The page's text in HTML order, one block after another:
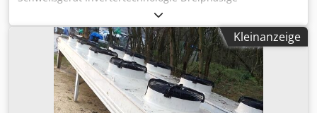
Bedienpult mit Vorlagenhalter -Schaltereinheit am
Sägeaggregat: Starttaster, Stopptaster -Werkzeugschrank -
Beleuchtung Skala für vertikale Sägeschnitte Partnership
Editon Ausstattung: - Digitalanzeige für den Klappanschlag
- Digitalanzeige für das Sägeaggregat mit
Inkrementalfunktion - pneumatisch schwenkbares
Sägeaggregat - Vorritzsystem mit gesteuerter
Gegenluftdüse, numerischer Anzeige für Ritz- bzw.
Spannungsversorgung, Schweißmaschine - Master
Software TERRA PME inklusive Technische Daten
Stromversorgung Spannung (50/60 Hz) : 3x400 ±15%
Maximale Eingangsleistung : 22.9 kVA Maximaler
Eingangsstrom : 31.1 A Leistungsfaktor PF : 0.73
Wirkungsgrad : 89% Träge Netzsicherung : 25 A Dedow Rm
Saspfx Agpekr Leerlaufspannung : 61Vdc IP-Schutzklasse :
Kleinanzeige